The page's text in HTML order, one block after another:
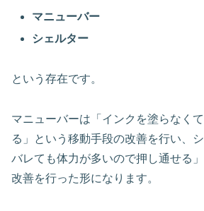
マニューバー
シェルター
という存在です。
マニューバーは「インクを塗らなく
る」という移動手段の改善を行い、
バレても体力が多いので押し通せる
改善を行った形になります。